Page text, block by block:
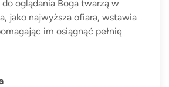
oglądania Boga twarzą w
jako najwyższa ofiara, wstawia
im osiągnąć pełnię